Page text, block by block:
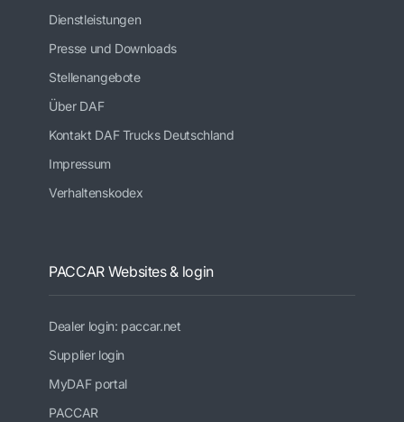
Dienstleistungen
Presse und Downloads
Stellenangebote
Über DAF
Kontakt DAF Trucks Deutschland
Impressum
Verhaltenskodex
PACCAR Websites & login
Dealer login: paccar.net
Supplier login
MyDAF portal
PACCAR